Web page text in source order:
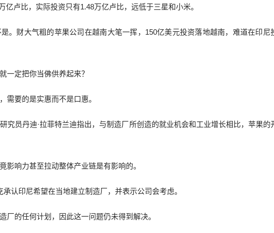
亿卢比，实际投资只有1.48万亿卢比，远低于三星和小米。
。财大气粗的苹果公司在越南大笔一挥，150亿美元投资落地越南，难道在印尼
一定把你当佛供养起来？
需要的是实惠而不是口惠。
究员丹迪·拉菲特兰迪指出，与制造厂所创造的就业机会和工业增长相比，苹果的
影响力甚至拉动整体产业链是有影响的。
认印尼希望在当地建立制造厂，并表示公司会考虑。
厂的任何计划，因此这一问题仍未得到解决。